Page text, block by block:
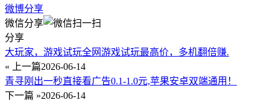
微博分享
微信分享
分享
大玩家，游戏试玩全网游戏试玩最高价，多机翻倍赚.
« 上一篇2026-06-14
青寻刚出一秒直接看广告0.1-1.0元,苹果安卓双端通用！
下一篇 »2026-06-14